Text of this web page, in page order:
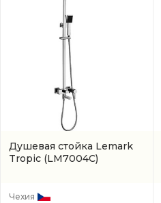
Душевая стойка Lemark
Tropic (LM7004C)
Чехия